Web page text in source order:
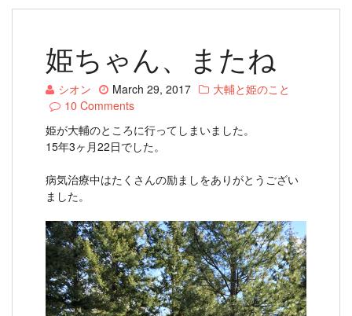
姫ちゃん、またね
シオン March 29, 2017
大輔と姫のこと
10 Comments
姫が大輔のところに行ってしまいました。
15年3ヶ月22日でした。
病気治療中はたくさんの励ましをありがとうござい
ました。